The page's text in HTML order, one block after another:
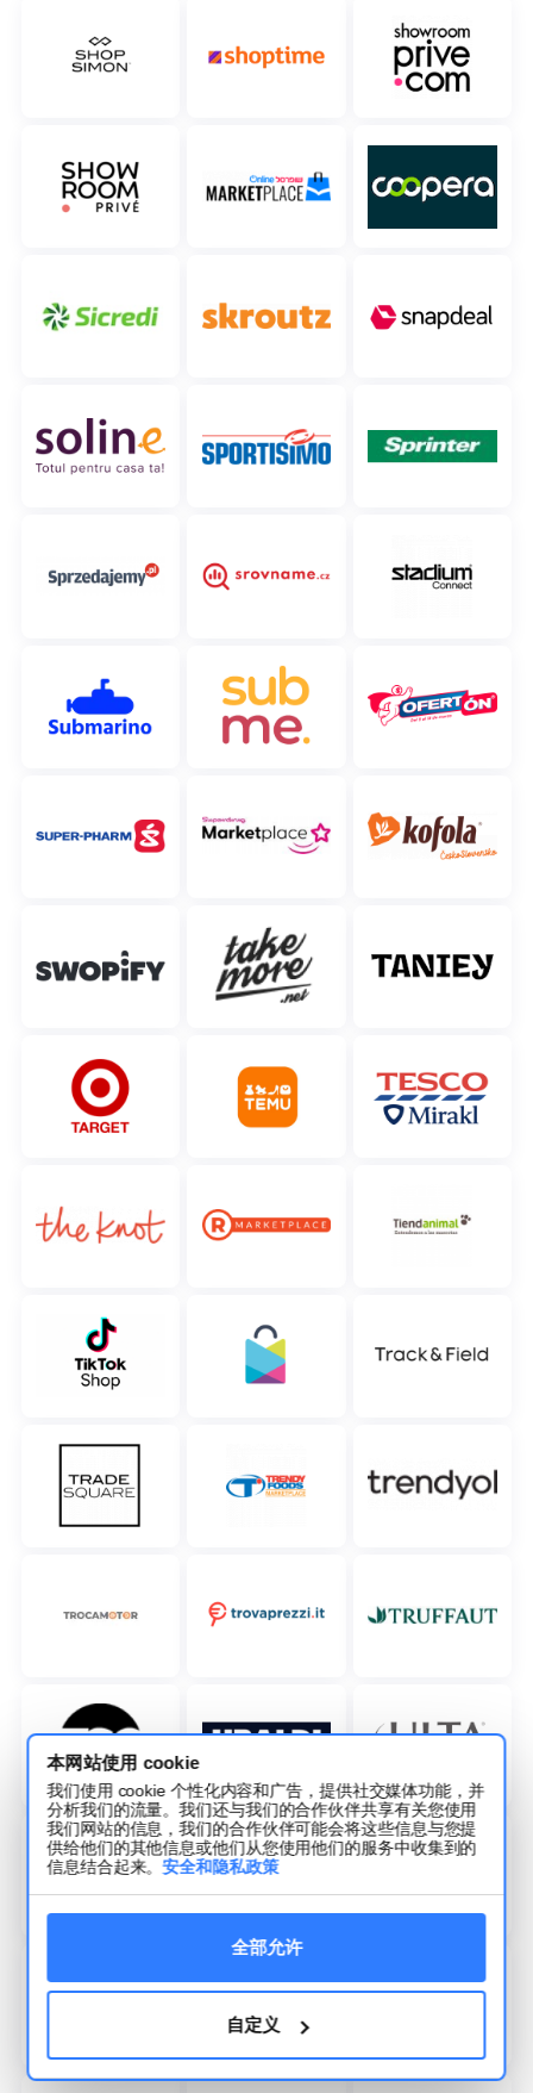
本网站使用 cookie
我们使用 cookie 个性化内容和广告，提供社交媒体功能，并
分析我们的流量。我们还与我们的合作伙伴共享有关您使用
我们网站的信息，我们的合作伙伴可能会将这些信息与您提
供给他们的其他信息或他们从您使用他们的服务中收集到的
信息结合起来。安全和隐私政策
全部允许
自定义